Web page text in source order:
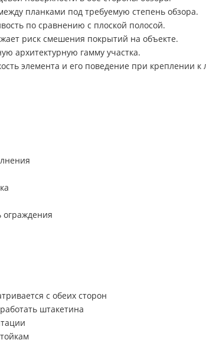
планками под требуемую степень обзора.
по сравнению с плоской полосой.
риск смешения покрытий на объекте.
архитектурную гамму участка.
элемента и его поведение при креплении к
ограждения
с обеих сторон
штакетина